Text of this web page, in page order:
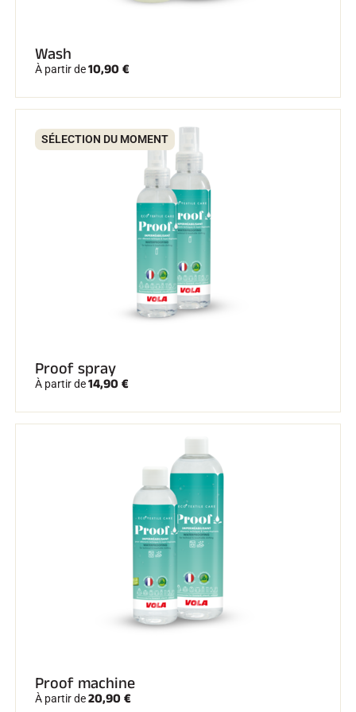
Kits complets
Photofinish
LOGICIELS
Suite SkiAlp
Suite SkiNordic
Suite Equestre
Suite Msports
Scoreboard-Pro
MULTI-SPORTS
EQUITATION
Wash
À partir de10,90 €
SÉLECTION DU MOMENT
Proof spray
À partir de14,90 €
Proof machine
À partir de20,90 €